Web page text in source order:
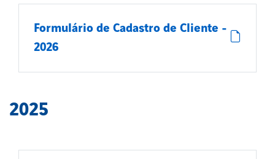
Formulário de Cadastro de Cliente -
2026
2025